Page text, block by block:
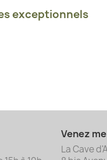
exceptionnels
Venez
La Cave